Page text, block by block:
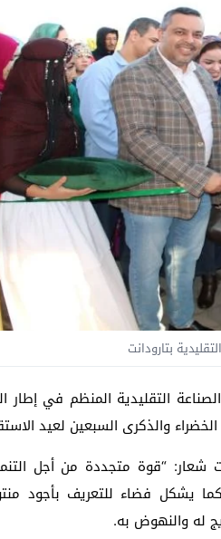
بتارودانت
التقليدية المنظم في إطار
والذكرى السبعين لعيد
وسط تارودانت، تحت شعار: “قوة متجددة من أجل
كما يشكل فضاء للتعريف بأجود
له والنهوض به.